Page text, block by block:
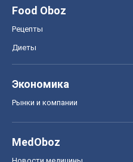
Food Oboz
Рецепты
Диеты
Экономика
Рынки и компании
MedOboz